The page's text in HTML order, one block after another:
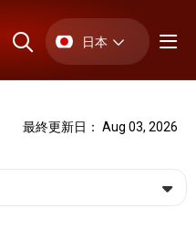
日本
最終更新日： Aug 03, 2026